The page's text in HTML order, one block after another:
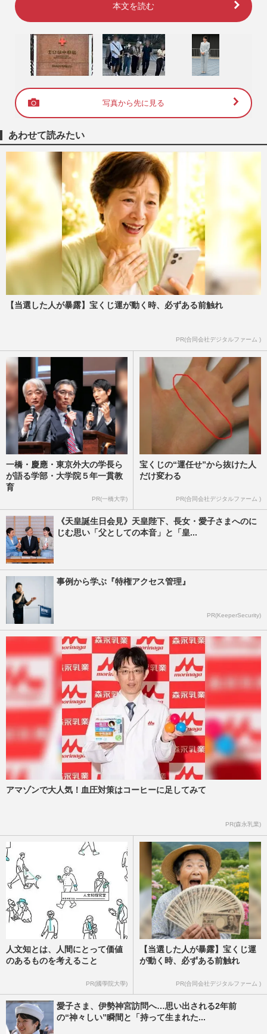
本文を読む
写真から先に見る
あわせて読みたい
【当選した人が暴露】宝くじ運が動く時、必ずある前触れ
PR(合同会社デジタルファーム )
一橋・慶應・東京外大の学長ら
が語る学部・大学院５年一貫教
育
PR(一橋大学)
宝くじの“運任せ”から抜けた人
だけ変わる
PR(合同会社デジタルファーム )
《天皇誕生日会見》天皇陛下、長女・愛子さまへのに
じむ思い「父としての本音」と「皇...
事例から学ぶ『特権アクセス管理』
PR(KeeperSecurity)
アマゾンで大人気！血圧対策はコーヒーに足してみて
PR(森永乳業)
人文知とは、人間にとって価値
のあるものを考えること
PR(國學院大學)
【当選した人が暴露】宝くじ運
が動く時、必ずある前触れ
PR(合同会社デジタルファーム )
愛子さま、伊勢神宮訪問へ…思い出される2年前
の“神々しい”瞬間と「持って生まれた...